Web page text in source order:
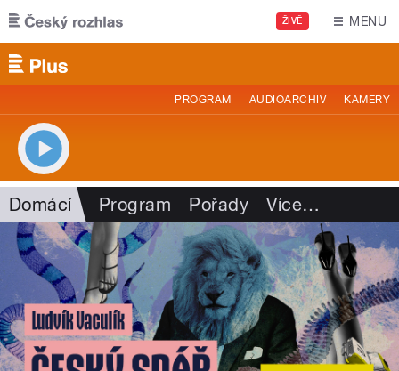
Přejít k hlavnímu obsahu
ŽIVĚ MENU
PROGRAM AUDIOARCHIV KAMERY
Domácí Program Pořady Více…